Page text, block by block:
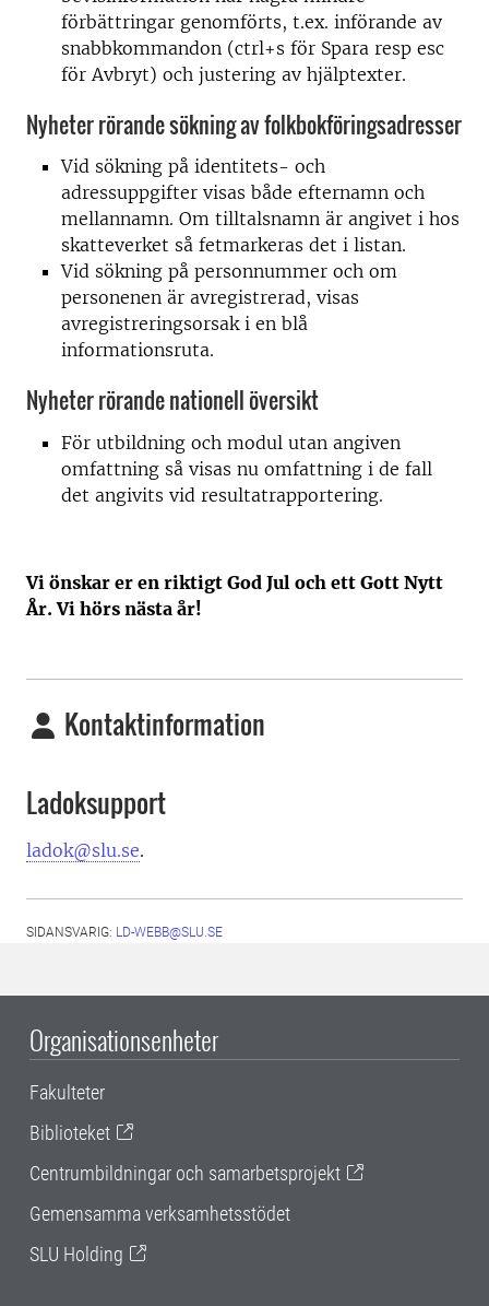
förbättringar genomförts, t.ex. införande av
snabbkommandon (ctrl+s för Spara resp esc
för Avbryt) och justering av hjälptexter.
Nyheter rörande sökning av folkbokföringsadresser
Vid sökning på identitets- och
adressuppgifter visas både efternamn och
mellannamn. Om tilltalsnamn är angivet i hos
skatteverket så fetmarkeras det i listan.
Vid sökning på personnummer och om
personenen är avregistrerad, visas
avregistreringsorsak i en blå
informationsruta.
Nyheter rörande nationell översikt
För utbildning och modul utan angiven
omfattning så visas nu omfattning i de fall
det angivits vid resultatrapportering.
Vi önskar er en riktigt God Jul och ett Gott Nytt
År. Vi hörs nästa år!
Kontaktinformation
Ladoksupport
ladok@slu.se.
SIDANSVARIG: LD-WEBB@SLU.SE
Organisationsenheter
Fakulteter
Biblioteket
Centrumbildningar och samarbetsprojekt
Gemensamma verksamhetsstödet
SLU Holding